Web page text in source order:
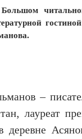
–
лауреат
деревне